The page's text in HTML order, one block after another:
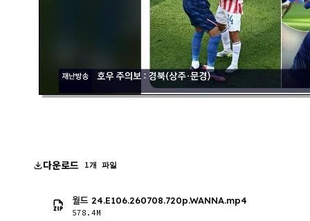
다운로드 1개 파일
월드 24.E106.260708.720p.WANNA.mp4
578.4M